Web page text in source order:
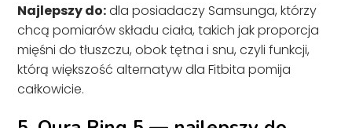
Najlepszy do:dla posiadaczy Samsunga, którzy
chcą pomiarów składu ciała, takich jak proporcja
mięśni do tłuszczu, obok tętna i snu, czyli funkcji,
którą większość alternatyw dla Fitbita pomija
całkowicie.